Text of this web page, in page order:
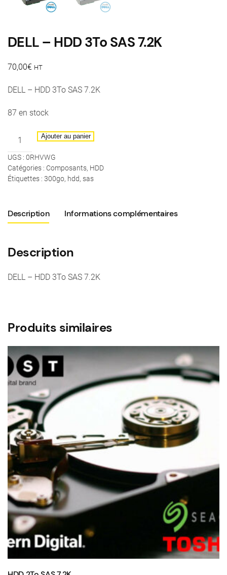
DELL – HDD 3To SAS 7.2K
70,00€ HT
DELL – HDD 3To SAS 7.2K
87 en stock
quantité
DELL
-
HDD
SAS
7.2K
Ajouter au panier
UGS : 0RHVWG
Catégories : Composants, HDD
Étiquettes : 300go, hdd, sas
Description Informations complémentaires
Description
DELL – HDD 3To SAS 7.2K
Produits similaires